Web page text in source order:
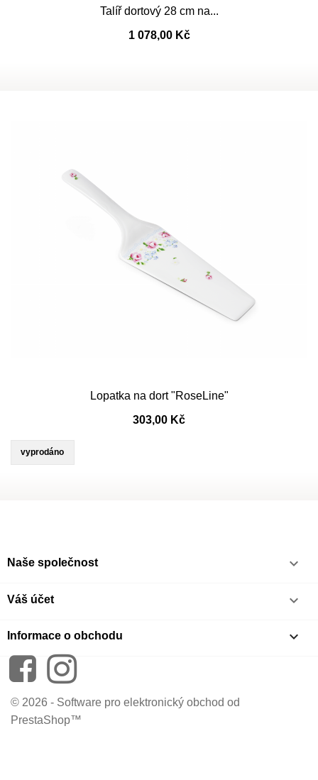
Talíř dortový 28 cm na...
1 078,00 Kč
Lopatka na dort "RoseLine"
303,00 Kč
vyprodáno
Naše společnost 
Váš účet 
Informace o obchodu keyboard_arrow_down
FacebookInstagram
© 2026 - Software pro elektronický obchod od
PrestaShop™